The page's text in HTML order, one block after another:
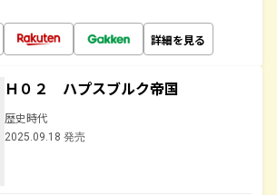
詳細を見る
Ｈ０２ ハプスブルク帝国
歴史時代
2025.09.18 発売